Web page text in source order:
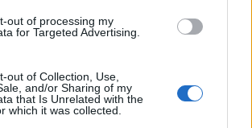
out of processing my
for Targeted Advertising.
out of Collection, Use,
and/or Sharing of my
that Is Unrelated with the
which it was collected.